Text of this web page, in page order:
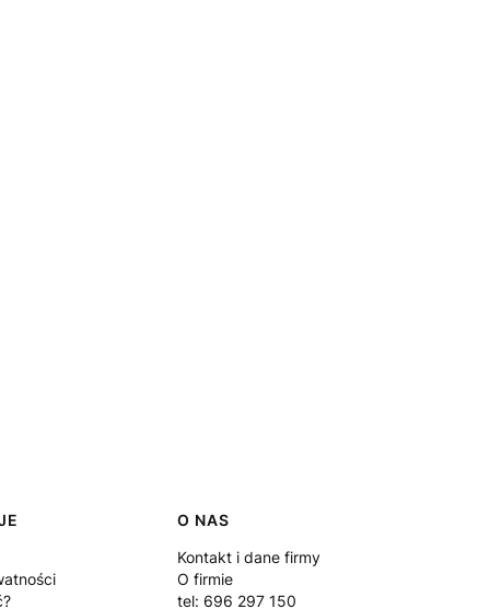
O NAS
Kontakt i dane firmy
O firmie
tel: 696 297 150